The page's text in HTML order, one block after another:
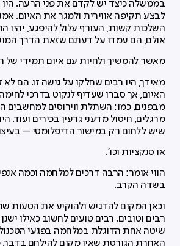
בממשלה כיצד יש לקדם את פני הרעה.
לבצע תקיפה אווירית ולמגר את האיום.
השלכות קשות, העורף עלול להיפגע, יהיו
אולם, הם עמדו על דעתם שזאת הדרך
מאשר להמשיך ולחיות עם איום תמידי של
מאידך, היו רבים שחלקו על גישה זו. הם לא
האיום, אך סברו שעדיף לנקוט בדרכי
מבפנים, כמו: השתלת ווירוסים למחשבים
מרגלים, חיסול מדעני גרעין בכירים ועוד.
שיש ללחום רק במישור הדיפלומטי –
או סנקציות וכו'.
הווי אומר: הרבה דרכים למלחמה וכמה
בשדה הקרב.
וכאן המקום להדגיש ולהוקיע את הטעות
רבים וטובים. רבים טועים לחשוב כאילו
שיטה אחת הדוגלת במלחמה בפגעי
האחרת הגורסת שאין מקום להילחם בדבר.